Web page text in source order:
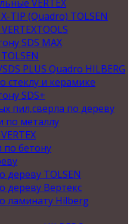
VERTEX
TIP (Quadro) TOLSEN
SDS MAX
PLUS Quadro HILBERG
стеклу и керамике
SDS+
пил,сверла по дереву
по металлу
по бетону
дереву TOLSEN
дереву Вертекс
ламинату Hilberg